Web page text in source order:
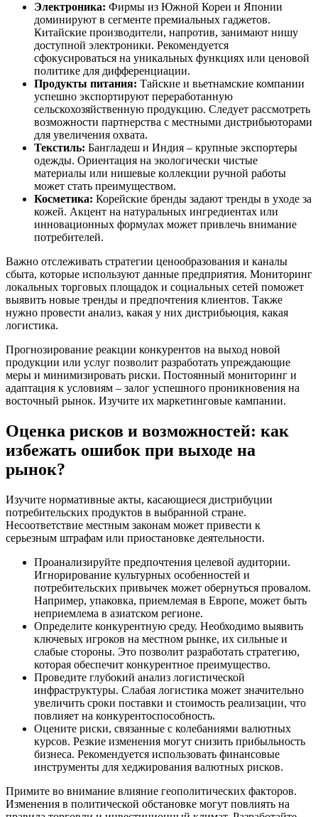
Электроника: Фирмы из Южной Кореи и Японии
доминируют в сегменте премиальных гаджетов.
Китайские производители, напротив, занимают нишу
доступной электроники. Рекомендуется
сфокусироваться на уникальных функциях или ценовой
политике для дифференциации.
Продукты питания: Тайские и вьетнамские компании
успешно экспортируют переработанную
сельскохозяйственную продукцию. Следует рассмотреть
возможности партнерства с местными дистрибьюторами
для увеличения охвата.
Текстиль: Бангладеш и Индия – крупные экспортеры
одежды. Ориентация на экологически чистые
материалы или нишевые коллекции ручной работы
может стать преимуществом.
Косметика: Корейские бренды задают тренды в уходе за
кожей. Акцент на натуральных ингредиентах или
инновационных формулах может привлечь внимание
потребителей.
Важно отслеживать стратегии ценообразования и каналы
сбыта, которые используют данные предприятия. Мониторинг
локальных торговых площадок и социальных сетей поможет
выявить новые тренды и предпочтения клиентов. Также
нужно провести анализ, какая у них дистрибьюция, какая
логистика.
Прогнозирование реакции конкурентов на выход новой
продукции или услуг позволит разработать упреждающие
меры и минимизировать риски. Постоянный мониторинг и
адаптация к условиям – залог успешного проникновения на
восточный рынок. Изучите их маркетинговые кампании.
Оценка рисков и возможностей: как
избежать ошибок при выходе на
рынок?
Изучите нормативные акты, касающиеся дистрибуции
потребительских продуктов в выбранной стране.
Несоответствие местным законам может привести к
серьезным штрафам или приостановке деятельности.
Проанализируйте предпочтения целевой аудитории.
Игнорирование культурных особенностей и
потребительских привычек может обернуться провалом.
Например, упаковка, приемлемая в Европе, может быть
неприемлема в азиатском регионе.
Определите конкурентную среду. Необходимо выявить
ключевых игроков на местном рынке, их сильные и
слабые стороны. Это позволит разработать стратегию,
которая обеспечит конкурентное преимущество.
Проведите глубокий анализ логистической
инфраструктуры. Слабая логистика может значительно
увеличить сроки поставки и стоимость реализации, что
повлияет на конкурентоспособность.
Оцените риски, связанные с колебаниями валютных
курсов. Резкие изменения могут снизить прибыльность
бизнеса. Рекомендуется использовать финансовые
инструменты для хеджирования валютных рисков.
Примите во внимание влияние геополитических факторов.
Изменения в политической обстановке могут повлиять на